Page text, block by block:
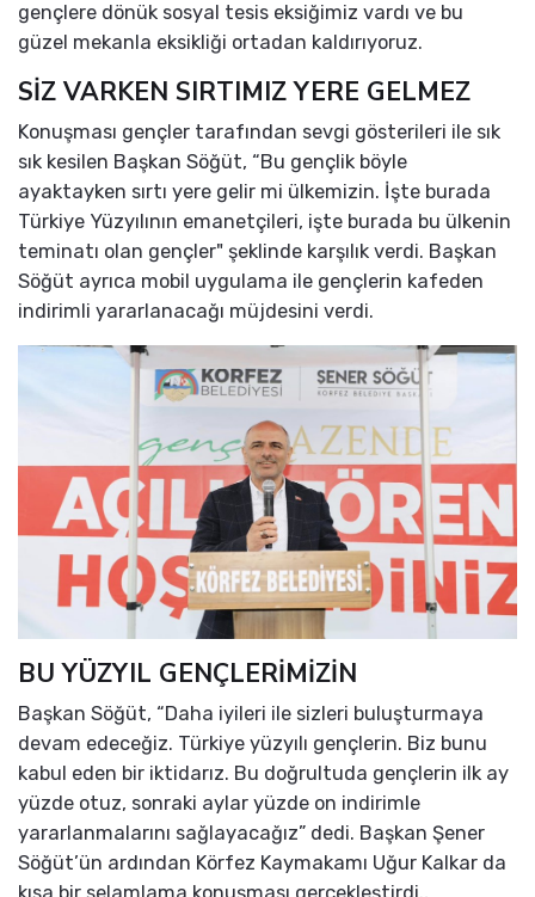
gençlere dönük sosyal tesis eksiğimiz vardı ve bu
güzel mekanla eksikliği ortadan kaldırıyoruz.
SİZ VARKEN SIRTIMIZ YERE GELMEZ
Konuşması gençler tarafından sevgi gösterileri ile sık
sık kesilen Başkan Söğüt, “Bu gençlik böyle
ayaktayken sırtı yere gelir mi ülkemizin. İşte burada
Türkiye Yüzyılının emanetçileri, işte burada bu ülkenin
teminatı olan gençler" şeklinde karşılık verdi. Başkan
Söğüt ayrıca mobil uygulama ile gençlerin kafeden
indirimli yararlanacağı müjdesini verdi.
BU YÜZYIL GENÇLERİMİZİN
Başkan Söğüt, “Daha iyileri ile sizleri buluşturmaya
devam edeceğiz. Türkiye yüzyılı gençlerin. Biz bunu
kabul eden bir iktidarız. Bu doğrultuda gençlerin ilk ay
yüzde otuz, sonraki aylar yüzde on indirimle
yararlanmalarını sağlayacağız” dedi. Başkan Şener
Söğüt’ün ardından Körfez Kaymakamı Uğur Kalkar da